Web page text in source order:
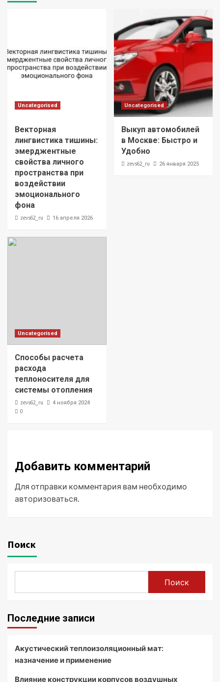
Uncategorised
Векторная
лингвистика тишины:
эмерджентные
свойства личного
пространства при
воздействии
эмоционального
фона
zevs62_ru 16 апреля 2026
Uncategorised
Выкуп автомобилей
в Москве: Быстро и
Удобно
zevs62_ru 26 января 2025
Uncategorised
Способы расчета
расхода
теплоносителя для
системы отопления
zevs62_ru 4 ноября 2024
0
Добавить комментарий
Для отправки комментария вам необходимо
авторизоваться.
Поиск
Поиск
Последние записи
Акустический теплоизоляционный мат:
назначение и применение
Влияние конструкции корпусов воздушных